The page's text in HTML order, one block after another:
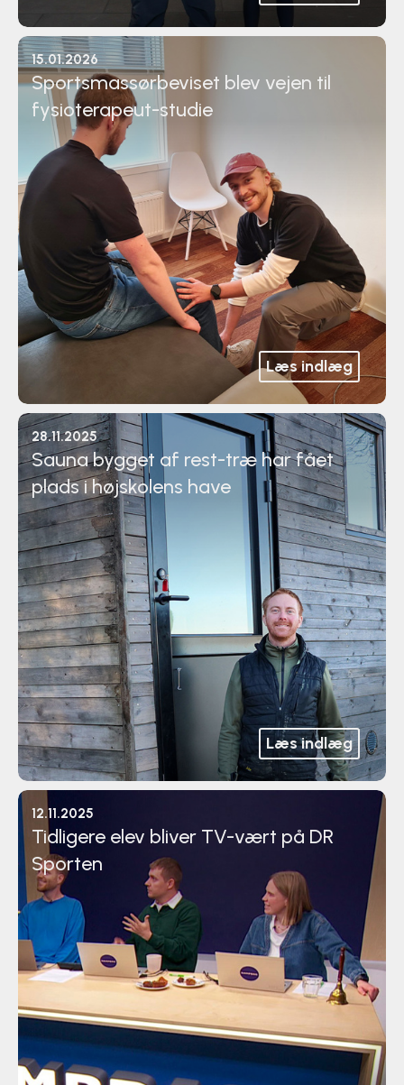
15.01.2026
Sportsmassørbeviset blev vejen til
fysioterapeut-studie
Læs indlæg
28.11.2025
Sauna bygget af rest-træ har fået
plads i højskolens have
Læs indlæg
12.11.2025
Tidligere elev bliver TV-vært på DR
Sporten